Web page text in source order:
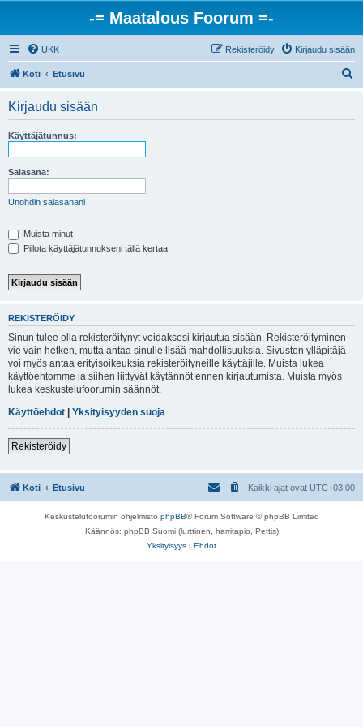
-= Maatalous Foorum =-
UKK Kirjaudu sisään
Rekisteröidy
Koti Etusivu
Kirjaudu sisään
Käyttäjätunnus:
Salasana:
Unohdin salasanani
Muista minut
Piilota käyttäjätunnukseni tällä kertaa
REKISTERÖIDY
Sinun tulee olla rekisteröitynyt voidaksesi kirjautua sisään. Rekisteröityminen
vie vain hetken, mutta antaa sinulle lisää mahdollisuuksia. Sivuston ylläpitäjä
voi myös antaa erityisoikeuksia rekisteröityneille käyttäjille. Muista lukea
käyttöehtomme ja siihen liittyvät käytännöt ennen kirjautumista. Muista myös
lukea keskustelufoorumin säännöt.
Käyttöehdot | Yksityisyyden suoja
Rekisteröidy
Koti Etusivu Kaikki ajat ovat UTC+03:00
Keskustelufoorumin ohjelmisto phpBB® Forum Software © phpBB Limited
Käännös: phpBB Suomi (lurttinen, harritapio, Pettis)
Yksityisyys | Ehdot